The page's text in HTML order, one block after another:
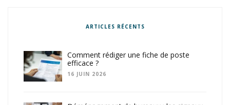
ARTICLES RÉCENTS
Comment rédiger une fiche de poste
efficace ?
16 JUIN 2026